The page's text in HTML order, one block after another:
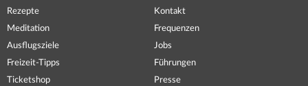
Rezepte
Meditation
Ausflugsziele
Freizeit-Tipps
Ticketshop
Kontakt
Frequenzen
Jobs
Führungen
Presse